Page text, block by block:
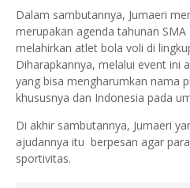
Dalam sambutannya, Jumaeri
merupakan agenda tahunan
melahirkan atlet bola voli di
Diharapkannya, melalui event ini
yang bisa mengharumkan nama
khususnya dan Indonesia pada
Di akhir sambutannya, Jumaeri
ajudannya itu berpesan agar
sportivitas.